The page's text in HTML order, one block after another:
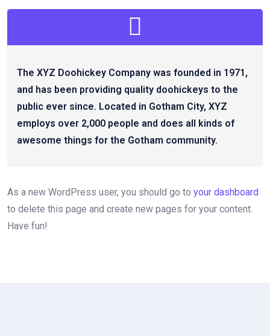
The XYZ Doohickey Company was founded in 1971,
and has been providing quality doohickeys to the
public ever since. Located in Gotham City, XYZ
employs over 2,000 people and does all kinds of
awesome things for the Gotham community.
As a new WordPress user, you should go to your dashboard
to delete this page and create new pages for your content.
Have fun!